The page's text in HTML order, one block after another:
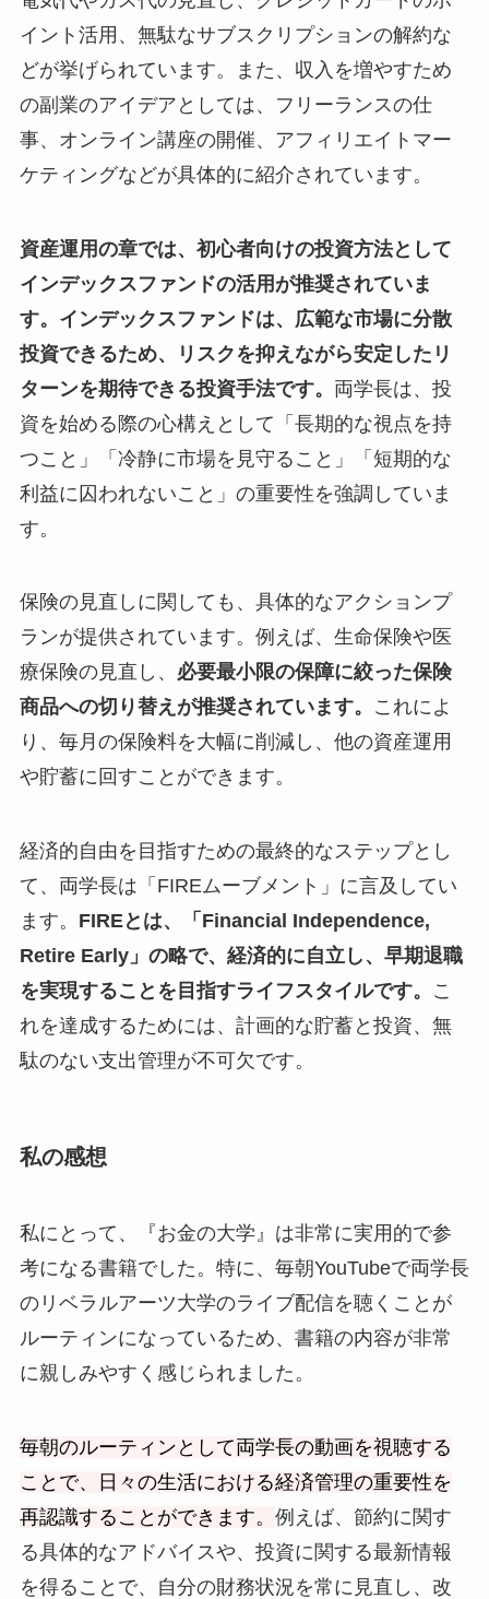
イント活用、無駄なサブスクリプションの解約な
どが挙げられています。また、収入を増やすため
の副業のアイデアとしては、フリーランスの仕
事、オンライン講座の開催、アフィリエイトマー
ケティングなどが具体的に紹介されています。
資産運用の章では、初心者向けの投資方法として
インデックスファンドの活用が推奨されていま
す。インデックスファンドは、広範な市場に分散
投資できるため、リスクを抑えながら安定したリ
ターンを期待できる投資手法です。 両学長は、投
資を始める際の心構えとして「長期的な視点を持
つこと」「冷静に市場を見守ること」「短期的な
利益に囚われないこと」の重要性を強調していま
す。
保険の見直しに関しても、具体的なアクションプ
ランが提供されています。例えば、生命保険や医
療保険の見直し、 必要最小限の保障に絞った保険
商品への切り替えが推奨されています。
これによ
り、毎月の保険料を大幅に削減し、他の資産運用
や貯蓄に回すことができます。
経済的自由を目指すための最終的なステップとし
て、両学長は「FIREムーブメント」に言及してい
ます。 FIREとは、「Financial Independence,
Retire Early」の略で、経済的に自立し、早期退職
を実現することを目指すライフスタイルです。
こ
れを達成するためには、計画的な貯蓄と投資、無
駄のない支出管理が不可欠です。
私の感想
私にとって、『お金の大学』は非常に実用的で参
考になる書籍でした。特に、毎朝YouTubeで両学長
のリベラルアーツ大学のライブ配信を聴くことが
ルーティンになっているため、書籍の内容が非常
に親しみやすく感じられました。
毎朝のルーティンとして両学長の動画を視聴する
ことで、日々の生活における経済管理の重要性を
再認識することができます。 例えば、節約に関す
る具体的なアドバイスや、投資に関する最新情報
を得ることで、自分の財務状況を常に見直し、改